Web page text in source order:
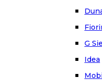
G
Idea